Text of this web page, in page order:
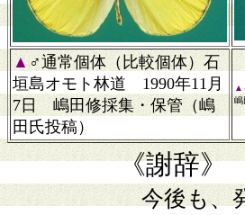
▲ ♂通常個体（比較個体）石
垣島オモト林道 1990年11月
7日
嶋田修採集・保管（嶋
田氏投稿）
▲
嶋
《謝辞》
今後も、